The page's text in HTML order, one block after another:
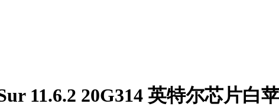
11.6.2 20G314 英特尔芯片